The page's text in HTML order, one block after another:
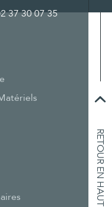
RETOUR EN HAUT
37 30 07 35